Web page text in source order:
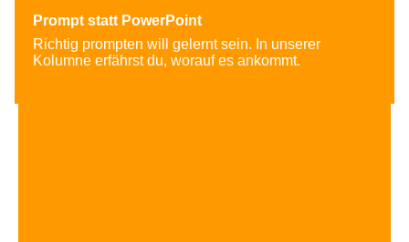
Prompt statt PowerPoint
Richtig prompten will gelernt sein. In unserer
Kolumne erfährst du, worauf es ankommt.